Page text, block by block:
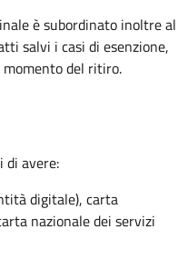
è subordinato inoltre al
salvi i casi di esenzione,
momento del ritiro.
di avere:
digitale), carta
nazionale dei servizi